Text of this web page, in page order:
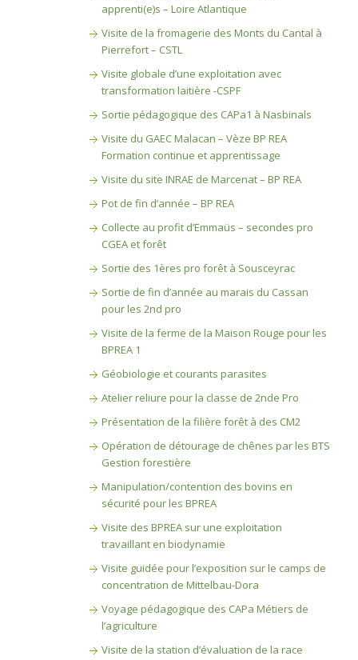
apprenti(e)s – Loire Atlantique
Visite de la fromagerie des Monts du Cantal à
Pierrefort – CSTL
Visite globale d’une exploitation avec
transformation laitière -CSPF
Sortie pédagogique des CAPa1 à Nasbinals
Visite du GAEC Malacan – Vèze BP REA
Formation continue et apprentissage
Visite du site INRAE de Marcenat – BP REA
Pot de fin d’année – BP REA
Collecte au profit d’Emmaüs – secondes pro
CGEA et forêt
Sortie des 1ères pro forêt à Sousceyrac
Sortie de fin d’année au marais du Cassan
pour les 2nd pro
Visite de la ferme de la Maison Rouge pour les
BPREA 1
Géobiologie et courants parasites
Atelier reliure pour la classe de 2nde Pro
Présentation de la filière forêt à des CM2
Opération de détourage de chênes par les BTS
Gestion forestière
Manipulation/contention des bovins en
sécurité pour les BPREA
Visite des BPREA sur une exploitation
travaillant en biodynamie
Visite guidée pour l’exposition sur le camps de
concentration de Mittelbau-Dora
Voyage pédagogique des CAPa Métiers de
l’agriculture
Visite de la station d’évaluation de la race